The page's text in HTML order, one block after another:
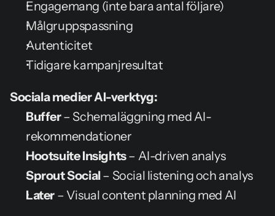
Engagemang (inte bara antal följare)
Målgruppspassning
Autenticitet
Tidigare kampanjresultat
Sociala medier AI-verktyg:
Buffer – Schemaläggning med AI-
rekommendationer
Hootsuite Insights – AI-driven analys
Sprout Social – Social listening och analys
Later – Visual content planning med AI